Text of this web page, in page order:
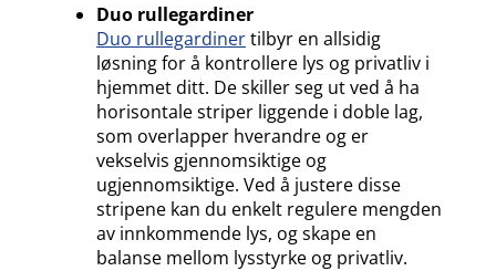
Duo rullegardiner
Duo rullegardinertilbyr en allsidig
løsning for å kontrollere lys og privatliv i
hjemmet ditt. De skiller seg ut ved å ha
horisontale striper liggende i doble lag,
som overlapper hverandre og er
vekselvis gjennomsiktige og
ugjennomsiktige. Ved å justere disse
stripene kan du enkelt regulere mengden
av innkommende lys, og skape en
balanse mellom lysstyrke og privatliv.